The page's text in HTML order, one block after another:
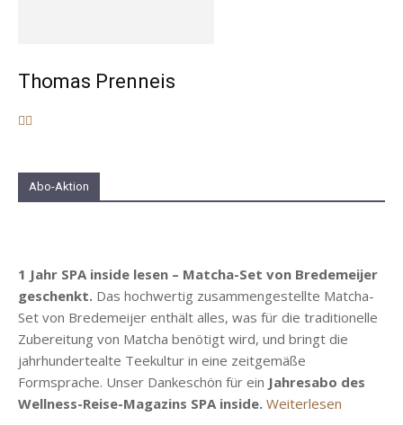
Thomas Prenneis
Abo-Aktion
1 Jahr SPA inside lesen – Matcha-Set von Bredemeijer
geschenkt. Das hochwertig zusammengestellte Matcha-
Set von Bredemeijer enthält alles, was für die traditionelle
Zubereitung von Matcha benötigt wird, und bringt die
jahrhundertealte Teekultur in eine zeitgemäße
Formsprache. Unser Dankeschön für ein Jahresabo des
Wellness-Reise-Magazins SPA inside. Weiterlesen